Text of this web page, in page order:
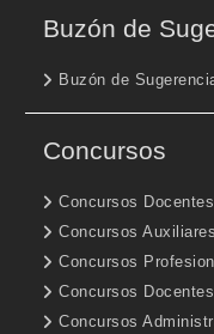
Buzón de
Buzón de
Concursos
Concursos
Concursos
Concursos
Concursos
Concursos